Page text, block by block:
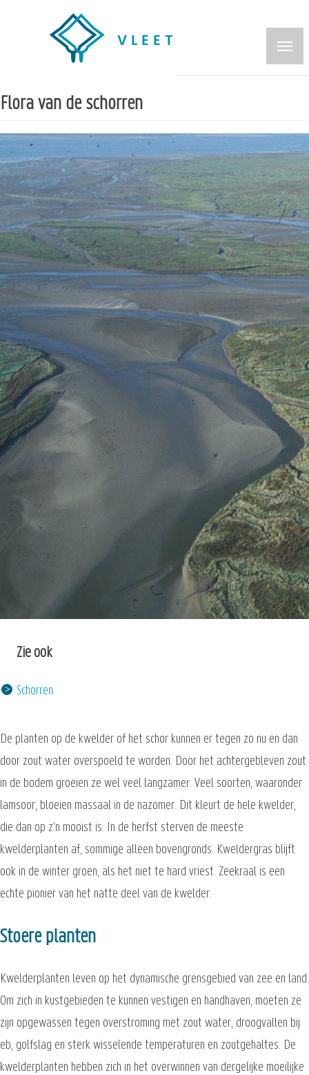
inhoud
Flora van de schorren
Zie ook
Schorren
De planten op de kwelder of het schor kunnen er tegen zo nu en dan
door zout water overspoeld te worden. Door het achtergebleven zout
in de bodem groeien ze wel veel langzamer. Veel soorten, waaronder
lamsoor, bloeien massaal in de nazomer. Dit kleurt de hele kwelder,
die dan op z'n mooist is. In de herfst sterven de meeste
kwelderplanten af, sommige alleen bovengronds. Kweldergras blijft
ook in de winter groen, als het niet te hard vriest. Zeekraal is een
echte pionier van het natte deel van de kwelder.
Stoere planten
Kwelderplanten leven op het dynamische grensgebied van zee en land.
Om zich in kustgebieden te kunnen vestigen en handhaven, moeten ze
zijn opgewassen tegen overstroming met zout water, droogvallen bij
eb, golfslag en sterk wisselende temperaturen en zoutgehaltes. De
kwelderplanten hebben zich in het overwinnen van dergelijke moeilijke